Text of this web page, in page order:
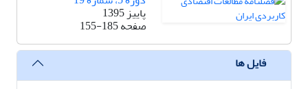
پاییز 1395
صفحه155-185
فایل ها